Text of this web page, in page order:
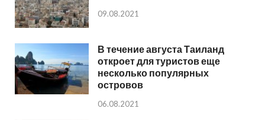
09.08.2021
В течение августа Таиланд
откроет для туристов еще
несколько популярных
островов
06.08.2021